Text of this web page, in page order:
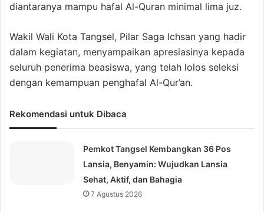
diantaranya mampu hafal Al-Quran minimal lima juz.
Wakil Wali Kota Tangsel, Pilar Saga Ichsan yang hadir
dalam kegiatan, menyampaikan apresiasinya kepada
seluruh penerima beasiswa, yang telah lolos seleksi
dengan kemampuan penghafal Al-Qur’an.
Rekomendasi untuk Dibaca
Pemkot Tangsel Kembangkan 36 Pos
Lansia, Benyamin: Wujudkan Lansia
Sehat, Aktif, dan Bahagia
7 Agustus 2026